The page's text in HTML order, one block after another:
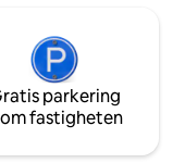
parkering
fastigheten